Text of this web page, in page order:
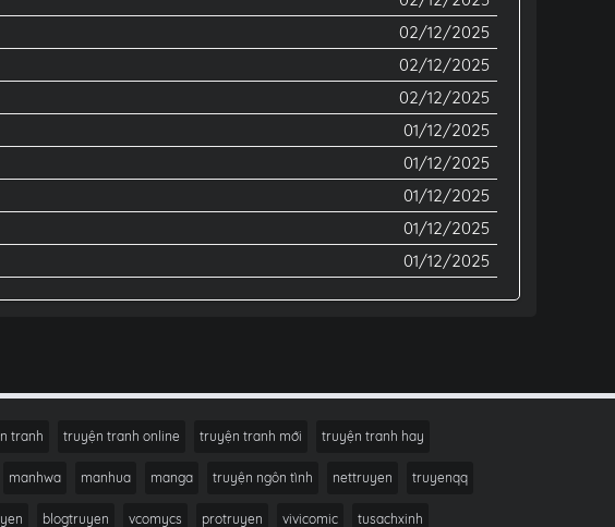
02/12/2025
02/12/2025
02/12/2025
01/12/2025
01/12/2025
01/12/2025
01/12/2025
01/12/2025
tranh truyện tranh online truyện tranh mới truyện tranh hay
manhwa manhua manga truyện ngôn tình nettruyen truyenqq
blogtruyen vcomycs protruyen vivicomic tusachxinh